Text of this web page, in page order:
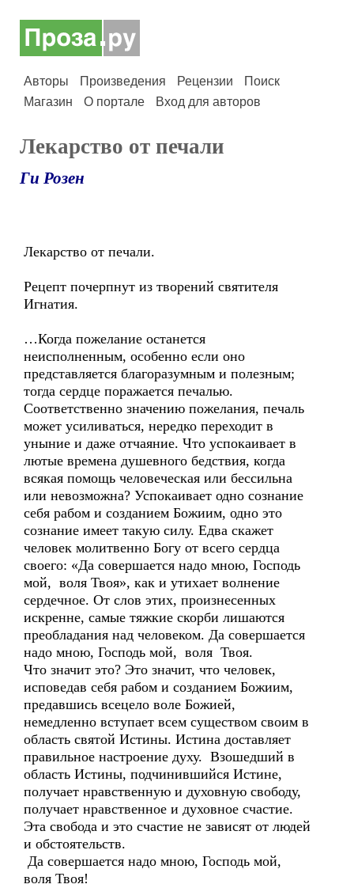
Авторы Произведения Рецензии
Поиск
Магазин
О портале Вход для авторов
Лекарство от печали
Ги Розен
Лекарство от печали.
Рецепт почерпнут из творений святителя
Игнатия.
…Когда пожелание останется
неисполненным, особенно если оно
представляется благоразумным и полезным;
тогда сердце поражается печалью.
Соответственно значению пожелания, печаль
может усиливаться, нередко переходит в
уныние и даже отчаяние. Что успокаивает в
лютые времена душевного бедствия, когда
всякая помощь человеческая или бессильна
или невозможна? Успокаивает одно сознание
себя рабом и созданием Божиим, одно это
сознание имеет такую силу. Едва скажет
человек молитвенно Богу от всего сердца
своего: «Да совершается надо мною, Господь
мой, воля Твоя», как и утихает волнение
сердечное. От слов этих, произнесенных
искренне, самые тяжкие скорби лишаются
преобладания над человеком. Да совершается
надо мною, Господь мой, воля Твоя.
Что значит это? Это значит, что человек,
исповедав себя рабом и созданием Божиим,
предавшись всецело воле Божией,
немедленно вступает всем существом своим в
область святой Истины. Истина доставляет
правильное настроение духу. Взошедший в
область Истины, подчинившийся Истине,
получает нравственную и духовную свободу,
получает нравственное и духовное счастие.
Эта свобода и это счастие не зависят от людей
и обстоятельств.
Да совершается надо мною, Господь мой,
воля Твоя!